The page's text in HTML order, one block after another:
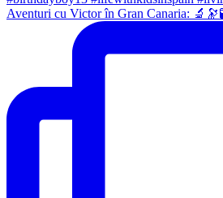
Aventuri cu Victor în Gran Canaria: